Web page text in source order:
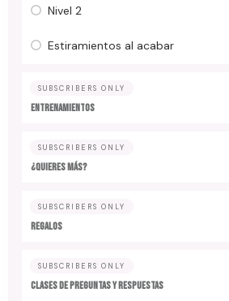
Nivel 2
Estiramientos al acabar
SUBSCRIBERS ONLY
Entrenamientos
SUBSCRIBERS ONLY
¿Quieres más?
SUBSCRIBERS ONLY
Regalos
SUBSCRIBERS ONLY
Clases de preguntas y respuestas